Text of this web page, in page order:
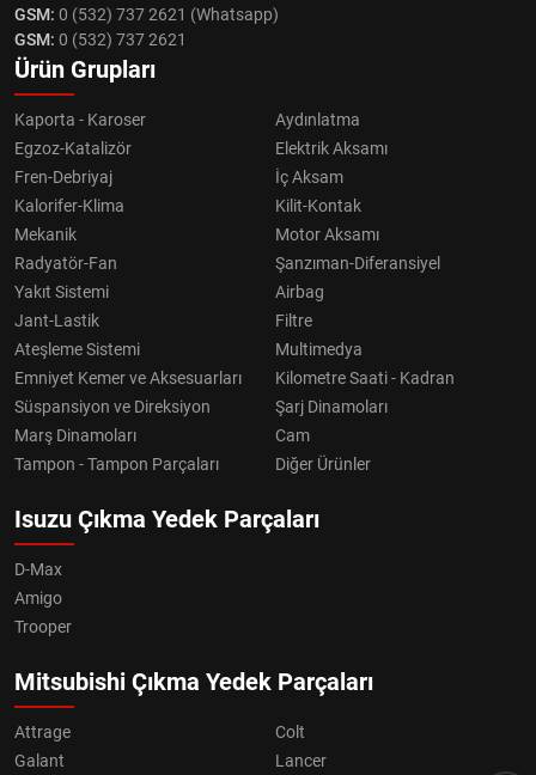
GSM: 0 (532) 737 2621 (Whatsapp)
GSM: 0 (532) 737 2621
Ürün Grupları
Kaporta - Karoser
Aydınlatma
Egzoz-Katalizör
Elektrik Aksamı
Fren-Debriyaj
İç Aksam
Kalorifer-Klima
Kilit-Kontak
Mekanik
Motor Aksamı
Radyatör-Fan
Şanzıman-Diferansiyel
Yakıt Sistemi
Airbag
Jant-Lastik
Filtre
Ateşleme Sistemi
Multimedya
Emniyet Kemer ve Aksesuarları
Kilometre Saati - Kadran
Süspansiyon ve Direksiyon
Şarj Dinamoları
Marş Dinamoları
Cam
Tampon - Tampon Parçaları
Diğer Ürünler
Isuzu Çıkma Yedek Parçaları
D-Max
Amigo
Trooper
Mitsubishi Çıkma Yedek Parçaları
Attrage
Colt
Galant
Lancer